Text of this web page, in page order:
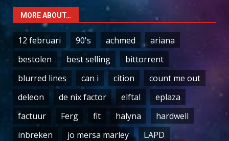
MORE ABOUT…
12 februari 90's achmed
ariana
bestolen
best selling
bittorrent
blurred lines
can i cition
count me out
deleon
de nix factor elftal
eplaza
factuur
Ferg fit halyna
hardwell
inbreken
jo mersa marley
LAPD